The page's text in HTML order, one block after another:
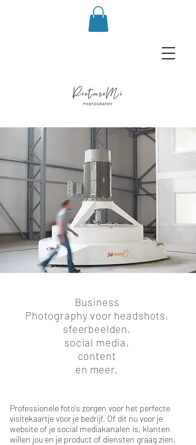
Business
Photography voor headshots,
sfeerbeelden,
social media,
content
en meer.
Professionele foto's zorgen voor het perfecte
visitekaartje voor je bedrijf. Of dit nu voor je
website of je social mediakanalen is, klanten
willen jou en je product of diensten graag zien.